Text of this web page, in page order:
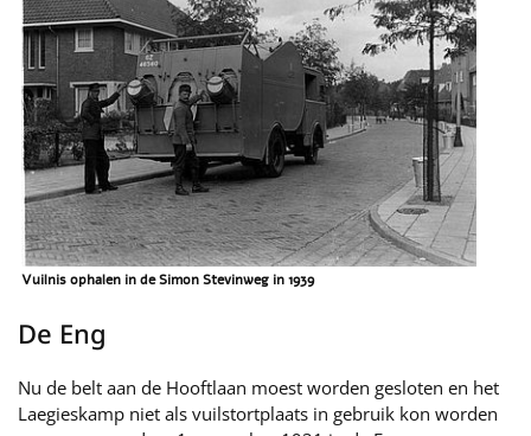
Vuilnis ophalen in de Simon Stevinweg in 1939
De Eng
Nu de belt aan de Hooftlaan moest worden gesloten en het
Laegieskamp niet als vuilstortplaats in gebruik kon worden